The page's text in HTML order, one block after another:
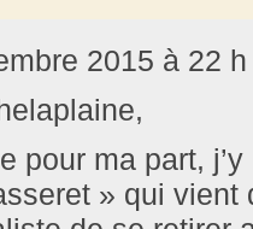
2015 à 22
pour ma part,
» qui vient